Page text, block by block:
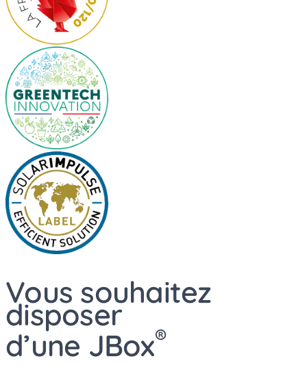
Vous souhaitez
disposer
d’une JBox®